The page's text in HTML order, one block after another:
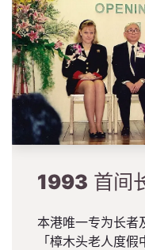
1993 首间
本港唯一专为长者
「樟木头老人度